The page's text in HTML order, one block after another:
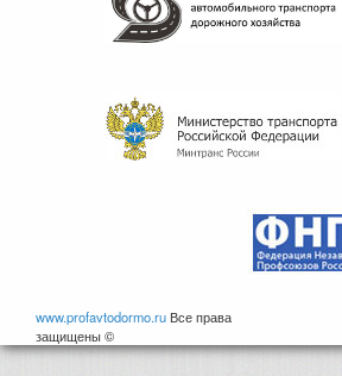
www.profavtodormo.ru Все права
защищены ©